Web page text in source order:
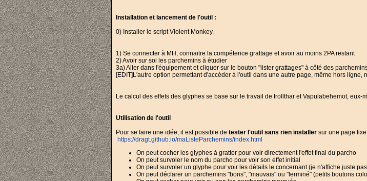
Installation et lancement de l'outil :
0) Installer le script Violent Monkey.
1) Se connecter à MH, connaitre la compétence grattage et avoir au moins 2PA restant
2) Avoir sur soi les parchemins à étudier
3a) Aller dans l'équipement et cliquer sur le bouton "lister grattages" à côté des
[EDIT]L'autre option permettant d'accéder à l'outil dans une autre page, même hors ligne,
Le calcul des effets des glyphes se base sur le travail de trollthar et Vapulabehemot,
Utilisation de l'outil
Pour se faire une idée, il est possible de tester l'outil sans rien installer sur une page
https://dragt.github.io/maListeParchemins/index.html
On peut cocher les glyphes à gratter pour voir directement l'effet final du parcho
On peut survoler le nom du parcho pour voir son effet initial
On peut survoler un glyphe pour voir les détails le concernant (je n'affiche juste
On peut déclarer un parchemins "bons", "mauvais" ou "terminé" (petits boutons